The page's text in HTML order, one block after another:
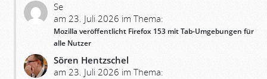
Se
am 23. Juli 2026 im Thema:
Mozilla veröffentlicht Firefox 153 mit Tab-Umgebungen für
alle Nutzer
Sören Hentzschel
am 23. Juli 2026 im Thema: